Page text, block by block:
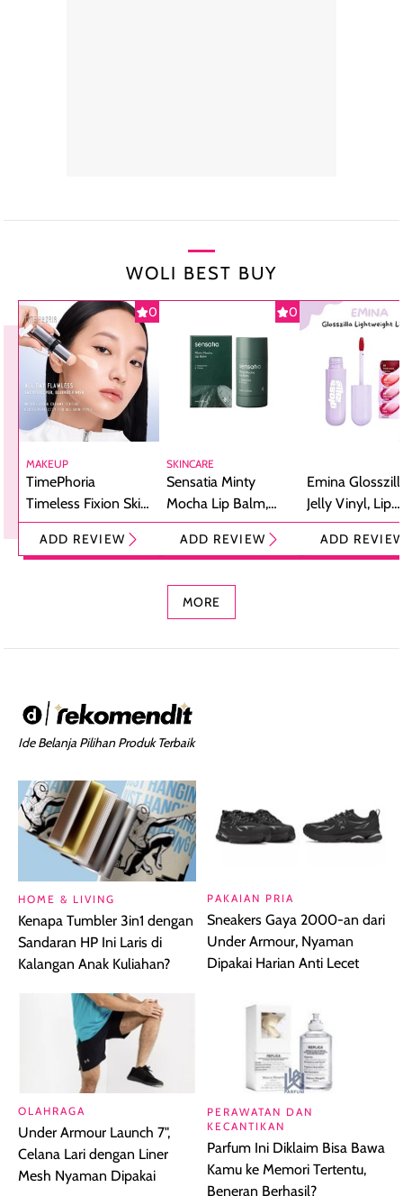
WOLI BEST BUY
0
MAKEUP
TimePhoria
Timeless Fixion Skin
Tint Stick,
Foundation dan
ADD REVIEW
0
SKINCARE
Sensatia Minty
Mocha Lip Balm,
Pelembap Bibir
dengan Aroma
ADD REVIEW
Emina
Jelly Vinyl, Lip
Cream Glossy
Ringan
ADD
MORE
Ide Belanja Pilihan Produk Terbaik
HOME & LIVING
Kenapa Tumbler 3in1 dengan
Sandaran HP Ini Laris di
Kalangan Anak Kuliahan?
PAKAIAN PRIA
Sneakers Gaya 2000-an dari
Under Armour, Nyaman
Dipakai Harian Anti Lecet
OLAHRAGA
Under Armour Launch 7",
Celana Lari dengan Liner
Mesh Nyaman Dipakai
PERAWATAN DAN
KECANTIKAN
Parfum Ini Diklaim Bisa Bawa
Kamu ke Memori Tertentu,
Beneran Berhasil?